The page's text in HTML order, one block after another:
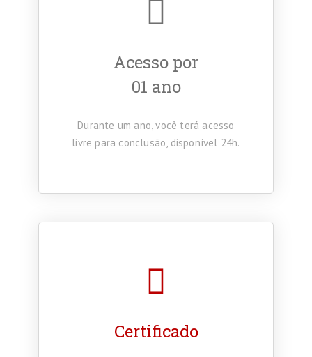
Acesso por
01 ano
Durante um ano, você terá acesso
livre para conclusão, disponível 24h.
Certificado